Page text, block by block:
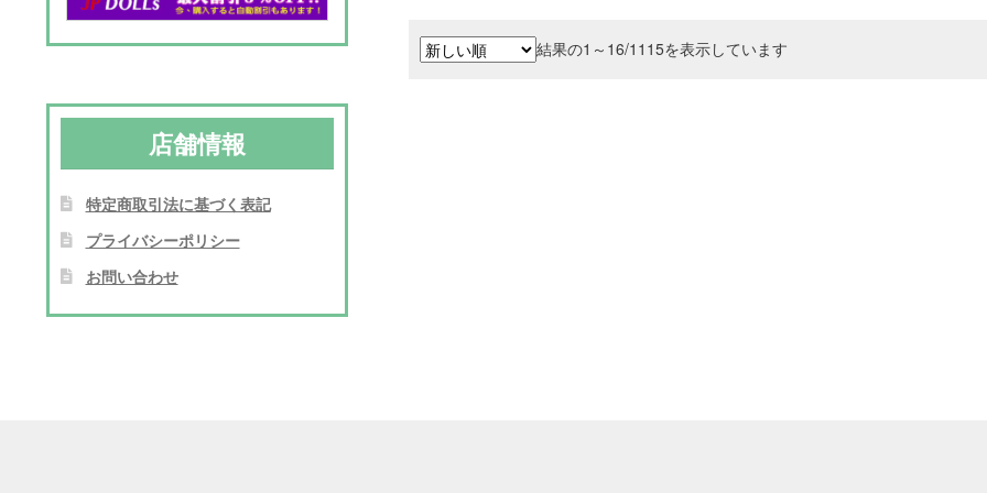
は
格
結果の1～16/1115を表示しています新
店舗情報
特定商取引法に基づく表記
プライバシーポリシー
お問い合わせ